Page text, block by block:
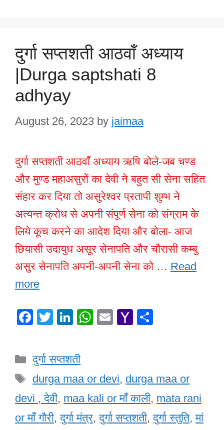
दुर्गा सप्तशती आठवाँ अध्याय
|Durga saptshati 8
adhyay
August 26, 2023 by jaimaa
दुर्गा सप्तशती आठवाँ अध्याय ऋषि बोले-जब चण्ड
और मुण्ड महाअसुरों का देवी ने बहुत सी सेना सहित
संहार कर दिया तो असुरेश्वर प्रतापी शुम्भ ने
अत्यन्त क्रोध से अपनी संपूर्ण सेना को संग्राम के
लिये कूच करने का आदेश दिया और बोला- आज
छियासी उदायुध असूर सेनापति और चौरासी कम्बु
असुर सेनापति अपनी-अपनी सेना को … Read
more
F
e
b
o
o
T
er
Li
k
e
dI
n
W
A
p
p
E
Y
o
M
ail
Categories
दुर्गा सप्तशती
Tags
durga maa or devi, durga maa or
devi , देवी, maa kali or माँ काली, mata rani
or माँ गौरी,दुर्गा मंत्र,दुर्गा सप्तशती,दुर्गा स्तुति,मां